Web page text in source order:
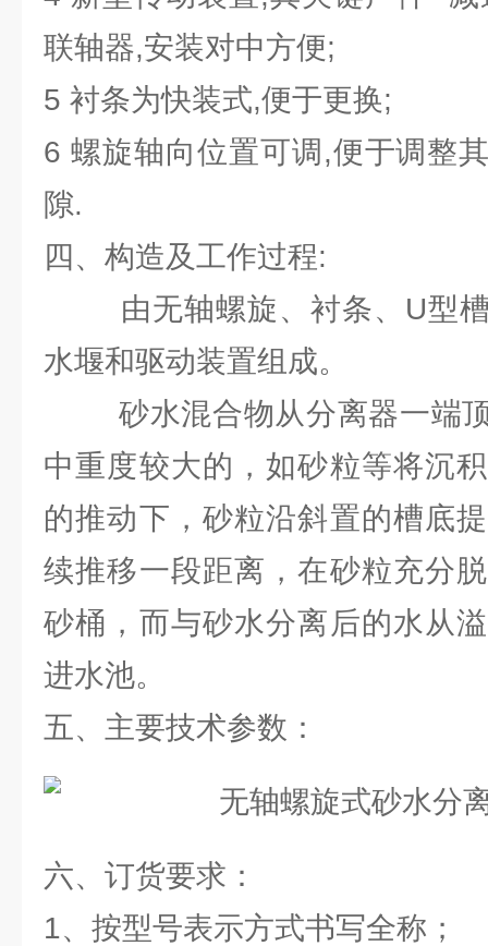
联轴器,安装对中方便;
5 衬条为快装式,便于更换;
6 螺旋轴向位置可调,便于调整
隙.
四、构造及工作过程:
由无轴螺旋、衬条、U型槽
水堰和驱动装置组成。
砂水混合物从分离器一端顶
中重度较大的，如砂粒等将沉
的推动下，砂粒沿斜置的槽底
续推移一段距离，在砂粒充分
砂桶，而与砂水分离后的水从
进水池。
五、主要技术参数：
六、订货要求：
1、按型号表示方式书写全称；